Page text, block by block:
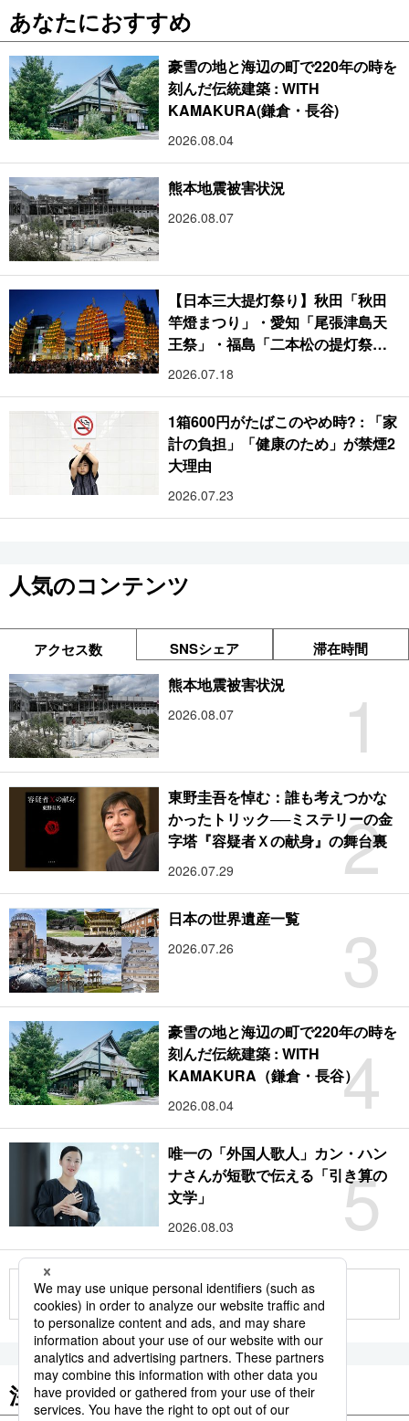
あなたにおすすめ
豪雪の地と海辺の町で220年の時を
刻んだ伝統建築 : WITH
KAMAKURA(鎌倉・長谷)
2026.08.04
熊本地震被害状況
2026.08.07
【日本三大提灯祭り】秋田「秋田
竿燈まつり」・愛知「尾張津島天
王祭」・福島「二本松の提灯祭
り」:おびただしい灯火が夜空を照
2026.07.18
1箱600円がたばこのやめ時? : 「家
計の負担」「健康のため」が禁煙2
大理由
2026.07.23
人気のコンテンツ
アクセス数 SNSシェア 滞在時間
1
熊本地震被害状況
2026.08.07
2
東野圭吾を悼む：誰も考えつかな
かったトリック──ミステリーの金
字塔『容疑者Ｘの献身』の舞台裏
2026.07.29
3
日本の世界遺産一覧
2026.07.26
4
豪雪の地と海辺の町で220年の時を
刻んだ伝統建築 : WITH
KAMAKURA（鎌倉・長谷）
2026.08.04
5
唯一の「外国人歌人」カン・ハン
ナさんが短歌で伝える「引き算の
文学」
2026.08.03
もっと見る
注目のキーワード